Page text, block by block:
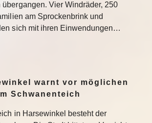
Vier Windräder, 250
am Sprockenbrink und
sich mit ihren Einwendungen…
warnt vor möglichen
Schwanenteich
in Harsewinkel besteht der